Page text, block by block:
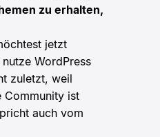
zu erhalten,
jetzt
WordPress
zuletzt, weil
Community ist
auch vom